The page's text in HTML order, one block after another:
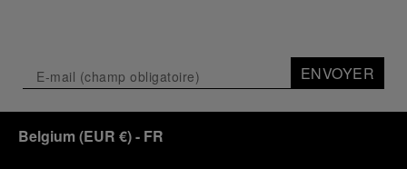
ENVOYER
Belgium (EUR €)- FR